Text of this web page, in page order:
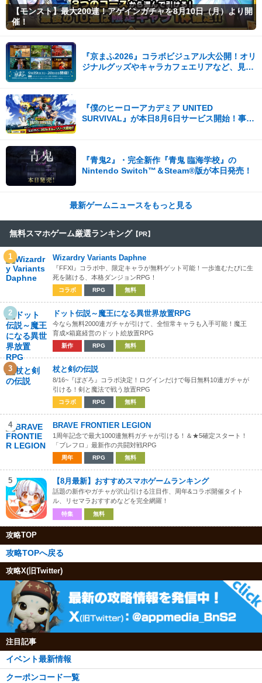
【モンスト】最大200連！アゲインガチャを8月10日（月）より開
催！
『京まふ2026』コラボビジュアル大公開！オリ
ジナルグッズやキャラカフェエリアなど、見ど
『僕のヒーローアカデミア UNITED
SURVIVAL』が本日8月6日サービス開始！事前
『青鬼2』・完全新作『青鬼 臨海学校』の
Nintendo Switch™＆Steam®版が本日発売！
最新ゲームニュースをもっと見る
無料スマホゲーム厳選ランキング 【PR】
1 Wizardry Variants Daphne
『FFXI』コラボ中、限定キャラが無料ゲット可能！一歩進むたびに生
死を賭ける、本格ダンジョンRPG！
コラボ RPG 無料
2 ドット伝説～魔王になる異世界放置RPG
今なら無料2000連ガチャが引けて、全恒常キャラも入手可能！魔王
育成×箱庭経営のドット絵放置RPG
新作 RPG 無料
3 杖と剣の伝説
8/16~『ぼざろ』コラボ決定！ログインだけで毎日無料10連ガチャが
引ける！剣と魔法で戦う放置RPG
コラボ RPG 無料
4 BRAVE FRONTIER LEGION
1周年記念で最大1000連無料ガチャが引ける！＆★5確定スタート！
「ブレフロ」最新作の共闘対戦RPG
周年 RPG 無料
5 【8月最新】おすすめスマホゲームランキング
話題の新作やガチャが沢山引ける注目作、周年&コラボ開催タイト
ル、リセマラおすすめなどを完全網羅！
特集 無料
攻略TOP
攻略TOPへ戻る
攻略X(旧Twitter)
注目記事
イベント最新情報
クーポンコード一覧